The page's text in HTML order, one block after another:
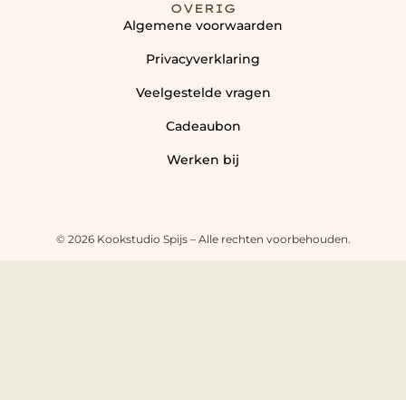
OVERIG
Algemene voorwaarden
Privacyverklaring
Veelgestelde vragen
Cadeaubon
Werken bij
© 2026 Kookstudio Spijs – Alle rechten voorbehouden.